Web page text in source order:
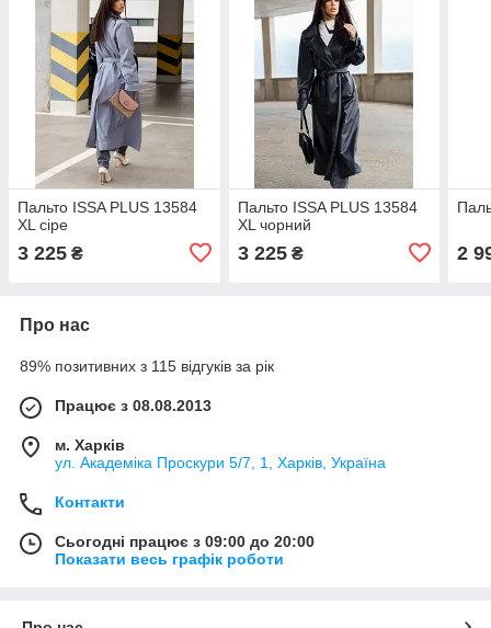
Пальто ISSA PLUS 13584
XL сіре
3 225 ₴
Пальто ISSA PLUS 13584
XL чорний
3 225₴ 2
Про нас
89% позитивних з 115 відгуків за рік
Працює з 08.08.2013
м. Харків
ул. Академіка Проскури 5/7, 1, Харків, Україна
Контакти
Сьогодні працює з 09:00 до 20:00
Показати весь графік роботи